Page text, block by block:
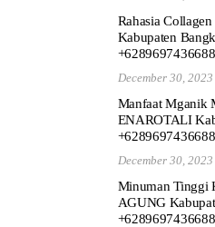
Rahasia
Kabupaten
+6289697436688
December 30, 2023
Manfaat Mganik
ENAROTALI
+6289697436688
December 30, 2023
Minuman Tinggi
AGUNG
+6289697436688